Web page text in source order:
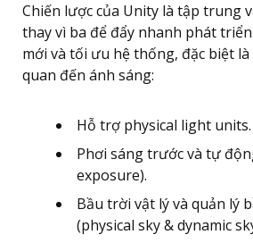
Chiến lược của Unity là tập trung
thay vì ba để đẩy nhanh phát
mới và tối ưu hệ thống, đặc biệt
quan đến ánh sáng:
Hỗ trợ physical light units.
Phơi sáng trước và tự
exposure).
Bầu trời vật lý và quản lý
(physical sky & dynamic